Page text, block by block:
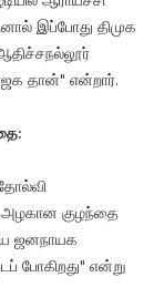
இப்போது திமுக
தான்" என்றார்.
அழகான குழந்தை
ஜனநாயக
போகிறது" என்று